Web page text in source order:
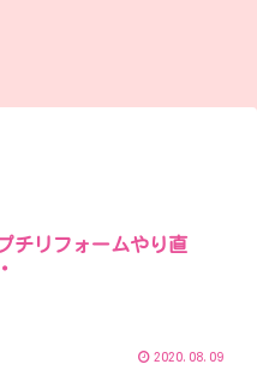
チリフォームやり直
2020.08.09